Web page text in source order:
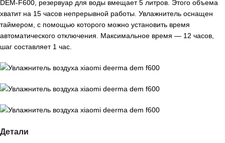
DEM-F600, резервуар для воды вмещает 5 литров. Этого объема
хватит на 15 часов непрерывной работы. Увлажнитель оснащен
таймером, с помощью которого можно установить время
автоматического отключения. Максимальное время — 12 часов,
шаг составляет 1 час.
Детали